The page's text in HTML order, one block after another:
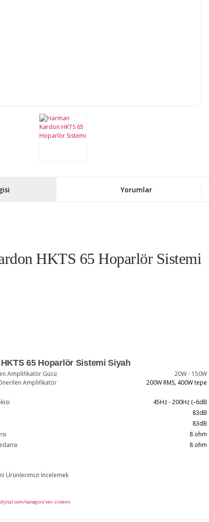
Yorumlar
HKTS 65 Hoparlör Sistemi
65 Hoparlör Sistemi Siyah
Amplifikatör Gücü
20W - 150W
Amplifikatör
200W RMS, 400W tepe
45Hz - 200Hz (–6dB
83dB
83dB
8 ohm
8 ohm
Ürünlerimizi İncelemek
kategori/ses-sistemi